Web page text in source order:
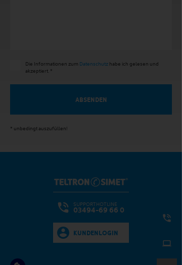
Die Informationen zum Datenschutz habe ich gelesen und
akzeptiert. *
* unbedingt auszufüllen!
SUPPORTHOTLINE
03494-69 66 0
KUNDENLOGIN